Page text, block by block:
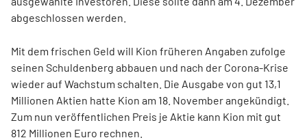
abgeschlossen werden.
Mit dem frischen Geld will Kion früheren Angaben zufolge
seinen Schuldenberg abbauen und nach der Corona-Krise
wieder auf Wachstum schalten. Die Ausgabe von gut 13,1
Millionen Aktien hatte Kion am 18. November angekündigt.
Zum nun veröffentlichen Preis je Aktie kann Kion mit gut
812 Millionen Euro rechnen.